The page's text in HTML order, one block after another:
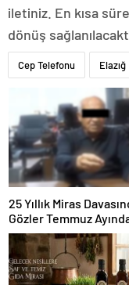
iletiniz. En kısa
dönüş
Cep Telefonu Elazığ
25 Yıllık Miras
Gözler Temmuz
Karar Duruşmasına